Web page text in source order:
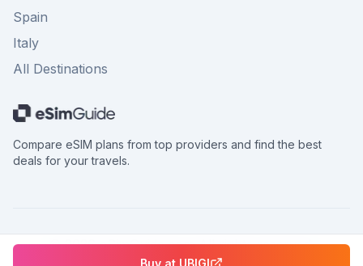
Buy at UBIGI
Spain
Italy
All Destinations
Compare eSIM plans from top providers and find the best
deals for your travels.
©2026eSimGuide.com All rights reserved.